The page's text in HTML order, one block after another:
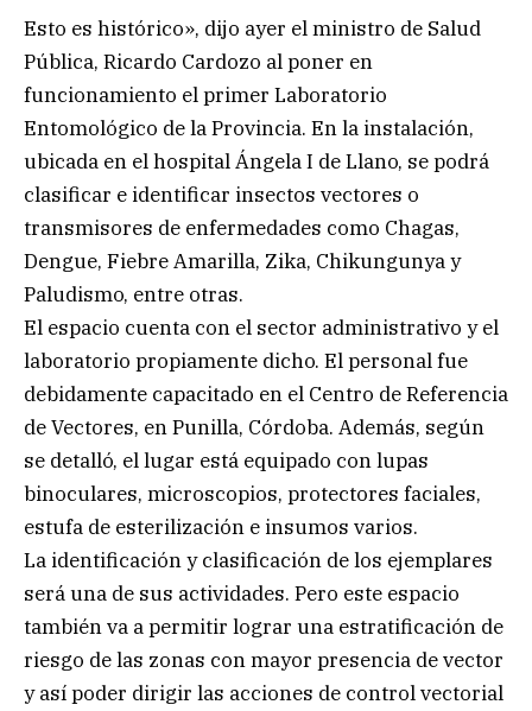
Esto es histórico», dijo ayer el ministro de Salud
Pública, Ricardo Cardozo al poner en
funcionamiento el primer Laboratorio
Entomológico de la Provincia. En la instalación,
ubicada en el hospital Ángela I de Llano, se podrá
clasificar e identificar insectos vectores o
transmisores de enfermedades como Chagas,
Dengue, Fiebre Amarilla, Zika, Chikungunya y
Paludismo, entre otras.
El espacio cuenta con el sector administrativo y el
laboratorio propiamente dicho. El personal fue
debidamente capacitado en el Centro de Referencia
de Vectores, en Punilla, Córdoba. Además, según
se detalló, el lugar está equipado con lupas
binoculares, microscopios, protectores faciales,
estufa de esterilización e insumos varios.
La identificación y clasificación de los ejemplares
será una de sus actividades. Pero este espacio
también va a permitir lograr una estratificación de
riesgo de las zonas con mayor presencia de vector
y así poder dirigir las acciones de control vectorial